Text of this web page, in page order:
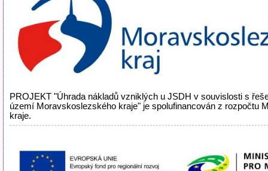
PROJEKT "Úhrada nákladů vzniklých u JSDH v souvislosti s
území Moravskoslezského kraje" je spolufinancován z rozpočtu
kraje.